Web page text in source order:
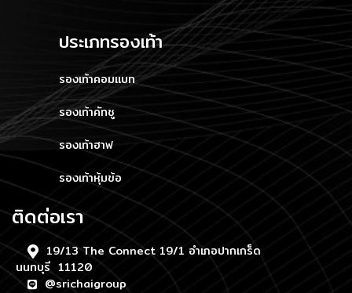
ประเภทรองเท้า
รองเท้าคอมแบท
รองเท้าคัทชู
รองเท้าฮาฟ
รองเท้าหุ้มข้อ
ติดต่อเรา
19/13 The Connect 19/1 อำเภอปากเกร็ด
นนทบุรี 11120
@srichaigroup